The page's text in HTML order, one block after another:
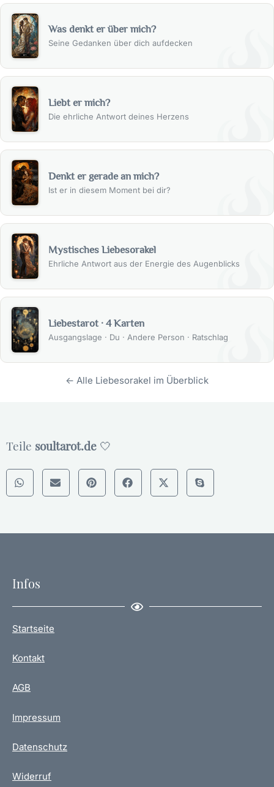
Was denkt er über mich?
Seine Gedanken über dich aufdecken
Liebt er mich?
Die ehrliche Antwort deines Herzens
Denkt er gerade an mich?
Ist er in diesem Moment bei dir?
Mystisches Liebesorakel
Ehrliche Antwort aus der Energie des Augenblicks
Liebestarot · 4 Karten
Ausgangslage · Du · Andere Person · Ratschlag
← Alle Liebesorakel im Überblick
Teile soultarot.de 🤍
Infos
Startseite
Kontakt
AGB
Impressum
Datenschutz
Widerruf